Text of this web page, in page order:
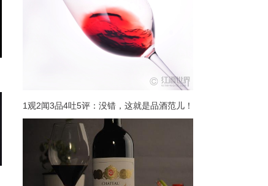
1观2闻3品4吐5评：没错，这就是品酒范儿！